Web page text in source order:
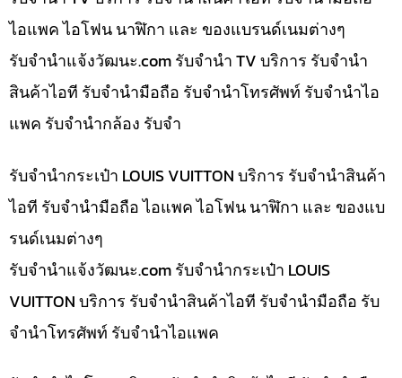
ไอแพค ไอโฟน นาฬิกา และ ของแบรนด์เนมต่างๆ
รับจํานําแจ้งวัฒนะ.com รับจำนำ TV บริการ รับจำนำ
สินค้าไอที รับจำนำมือถือ รับจำนำโทรศัพท์ รับจำนำไอ
แพค รับจำนำกล้อง รับจำ
รับจำนำกระเป๋า LOUIS VUITTON บริการ รับจำนำสินค้า
ไอที รับจำนำมือถือ ไอแพค ไอโฟน นาฬิกา และ ของแบ
รนด์เนมต่างๆ
รับจํานําแจ้งวัฒนะ.com รับจำนำกระเป๋า LOUIS
VUITTON บริการ รับจำนำสินค้าไอที รับจำนำมือถือ รับ
จำนำโทรศัพท์ รับจำนำไอแพค